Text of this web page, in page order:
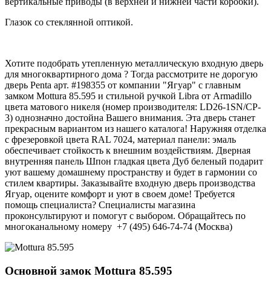
Глазок со стеклянной оптикой.
Хотите подобрать утепленную металлическую входную дверь
для многоквартирного дома ? Тогда рассмотрите не дорогую
дверь Penta арт. #198355 от компании "Ягуар" с главным
замком Mottura 85.595 и стильной ручкой Libra от Armadillo
цвета матового никеля (номер производителя: LD26-1SN/CP-
3) однозначно достойна Вашего внимания. Эта дверь станет
прекрасным вариантом из нашего каталога! Наружняя отделка
с фрезеровкой цвета RAL 7024, материал панели: эмаль
обеспечивает стойкость к внешним воздействиям. Дверная
внутренняя панель Шпон гладкая цвета Дуб беленый подарит
уют вашему домашнему пространству и будет в гармонии со
стилем квартиры. Заказывайте входную дверь производства
Ягуар, оцените комфорт и уют в своем доме! Требуется
помощь специалиста? Специалисты магазина
проконсультируют и помогут с выбором. Обращайтесь по
многоканальному номеру +7 (495) 646-74-74 (Москва)
Основной замок Mottura 85.595